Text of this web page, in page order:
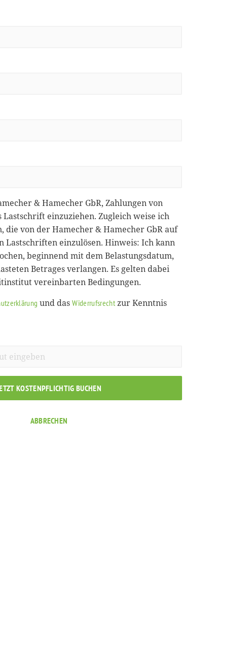
& Hamecher GbR, Zahlungen von
einzuziehen. Zugleich weise ich
von der Hamecher & Hamecher GbR auf
Lastschriften einzulösen. Hinweis: Ich kann
beginnend mit dem Belastungsdatum,
Betrages verlangen. Es gelten dabei
vereinbarten Bedingungen.
und dasWiderrufsrechtzur Kenntnis
KOSTENPFLICHTIG BUCHEN
ABBRECHEN